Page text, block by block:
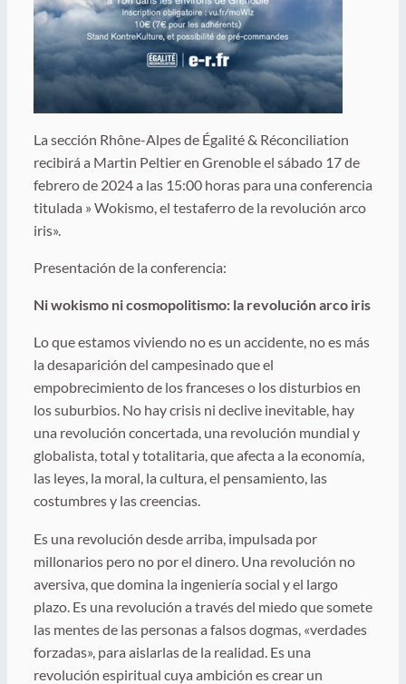
La sección Rhône-Alpes de Égalité & Réconciliation
recibirá a Martin Peltier en Grenoble el sábado 17 de
febrero de 2024 a las 15:00 horas para una conferencia
titulada » Wokismo, el testaferro de la revolución arco
iris».
Presentación de la conferencia:
Ni wokismo ni cosmopolitismo: la revolución arco iris
Lo que estamos viviendo no es un accidente, no es más
la desaparición del campesinado que el
empobrecimiento de los franceses o los disturbios en
los suburbios. No hay crisis ni declive inevitable, hay
una revolución concertada, una revolución mundial y
globalista, total y totalitaria, que afecta a la economía,
las leyes, la moral, la cultura, el pensamiento, las
costumbres y las creencias.
Es una revolución desde arriba, impulsada por
millonarios pero no por el dinero. Una revolución no
aversiva, que domina la ingeniería social y el largo
plazo. Es una revolución a través del miedo que somete
las mentes de las personas a falsos dogmas, «verdades
forzadas», para aislarlas de la realidad. Es una
revolución espiritual cuya ambición es crear un